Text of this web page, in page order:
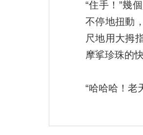
“住手！”幾
不停地扭動
尺地用大拇
摩挲珍珠的
“哈哈哈！老